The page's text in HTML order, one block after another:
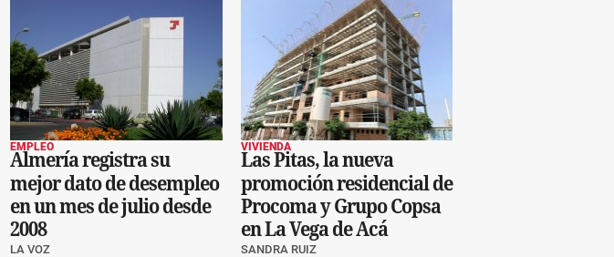
EMPLEO
Almería registra su
mejor dato de desempleo
en un mes de julio desde
2008
LA VOZ
VIVIENDA
Las Pitas, la nueva
promoción residencial de
Procoma y Grupo Copsa
en La Vega de Acá
SANDRA RUIZ